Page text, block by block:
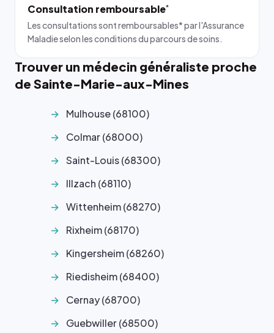
Consultation remboursable*
Les consultations sont remboursables* par l'Assurance
Maladie selon les conditions du parcours de soins.
Trouver un médecin généraliste proche
de Sainte-Marie-aux-Mines
Mulhouse (68100)
Colmar (68000)
Saint-Louis (68300)
Illzach (68110)
Wittenheim (68270)
Rixheim (68170)
Kingersheim (68260)
Riedisheim (68400)
Cernay (68700)
Guebwiller (68500)